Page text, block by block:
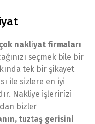
nakliyat firmaları
seçmek bile bir
tek bir şikayet
ile sizlere en iyi
Nakliye işlerinizi
bizler
tuztaş gerisini